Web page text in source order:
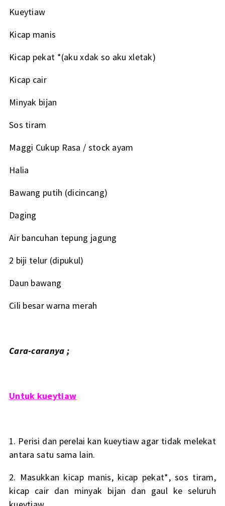
Kueytiaw
Kicap manis
Kicap pekat *(aku xdak so aku xletak)
Kicap cair
Minyak bijan
Sos tiram
Maggi Cukup Rasa / stock ayam
Halia
Bawang putih (dicincang)
Daging
Air bancuhan tepung jagung
2 biji telur (dipukul)
Daun bawang
Cili besar warna merah
Cara-caranya ;
Untuk kueytiaw
1. Perisi dan perelai kan kueytiaw agar tidak melekat
antara satu sama lain.
2. Masukkan kicap manis, kicap pekat*, sos tiram,
kicap cair dan minyak bijan dan gaul ke seluruh